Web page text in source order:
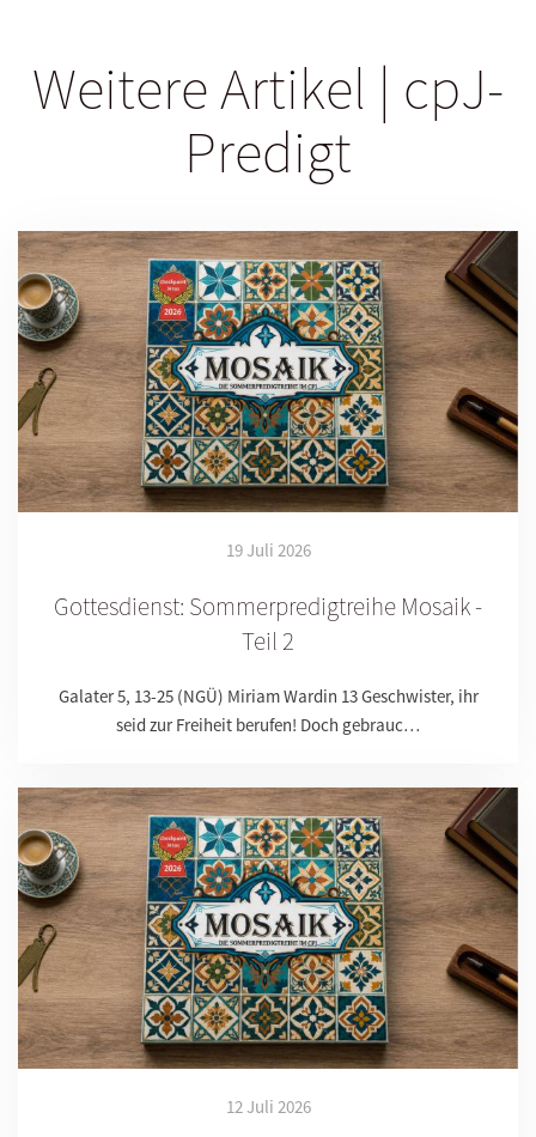
Weitere Artikel | cpJ-
Predigt
19 Juli 2026
Gottesdienst: Sommerpredigtreihe Mosaik -
Teil 2
Galater 5, 13-25 (NGÜ) Miriam Wardin 13 Geschwister, ihr
seid zur Freiheit berufen! Doch gebrauc…
12 Juli 2026